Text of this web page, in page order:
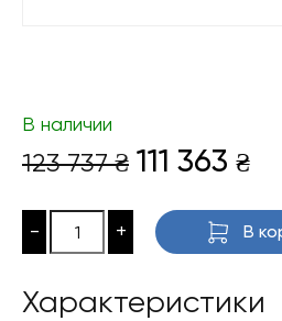
В наличии
123 737₴
123
737 ₴.
111 363 ₴
111
- + В
Характеристики